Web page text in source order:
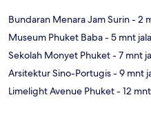
Bundaran Menara Jam Surin- 2
Museum Phuket Baba- 5 mnt
Sekolah Monyet Phuket- 7 mnt
Arsitektur Sino-Portugis- 9 mnt
Limelight Avenue Phuket- 12